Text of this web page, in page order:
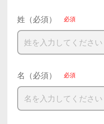
姓（必須）
名（必須）